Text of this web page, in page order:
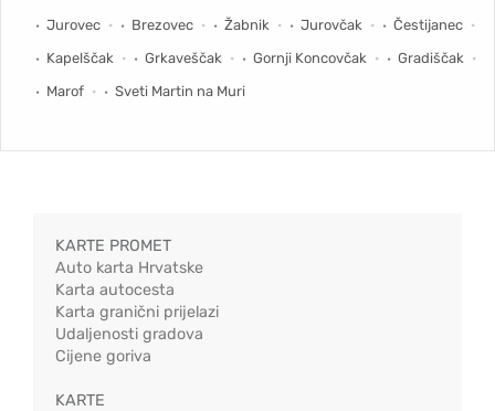
Jurovec Brezovec Žabnik Jurovčak
Čestijanec
Kapelščak
Grkaveščak Gornji Koncovčak
Gradiščak
Marof
Sveti Martin na Muri
KARTE PROMET
Auto karta Hrvatske
Karta autocesta
Karta granični prijelazi
Udaljenosti gradova
Cijene goriva
KARTE